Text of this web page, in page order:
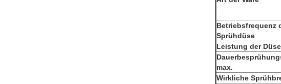
Betriebsfrequenz
Sprühdüse
Leistung der Düse
max.
Wirkliche